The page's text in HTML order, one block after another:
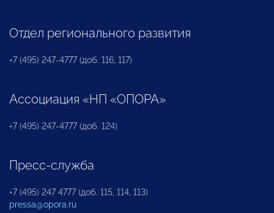
Отдел регионального развития
+7 (495) 247-4777 (доб. 116, 117)
Ассоциация «НП «ОПОРА»
+7 (495) 247-4777 (доб. 124)
Пресс-служба
+7 (495) 247 4777 (доб. 115, 114, 113)
pressa@opora.ru